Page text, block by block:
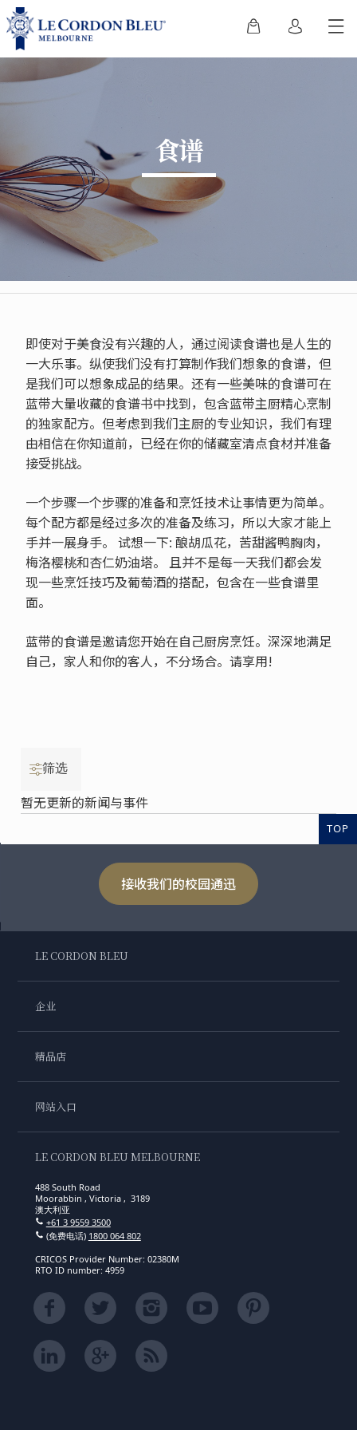
食谱
即使对于美食没有兴趣的人，通过阅读食谱也是人生的
一大乐事。纵使我们没有打算制作我们想象的食谱，但
是我们可以想象成品的结果。还有一些美味的食谱可在
蓝带大量收藏的食谱书中找到，包含蓝带主厨精心烹制
的独家配方。但考虑到我们主厨的专业知识，我们有理
由相信在你知道前，已经在你的储藏室清点食材并准备
接受挑战。
一个步骤一个步骤的准备和烹饪技术让事情更为简单。
每个配方都是经过多次的准备及练习，所以大家才能上
手并一展身手。 试想一下: 酿胡瓜花，苦甜酱鸭胸肉，
梅洛樱桃和杏仁奶油塔。 且并不是每一天我们都会发
现一些烹饪技巧及葡萄酒的搭配，包含在一些食谱里
面。
蓝带的食谱是邀请您开始在自己厨房烹饪。深深地满足
自己，家人和你的客人，不分场合。请享用!
筛选
暂无更新的新闻与事件
TOP
接收我们的校园通迅
LE CORDON BLEU
企业
精品店
网站入口
LE CORDON BLEU MELBOURNE
488 South Road
Moorabbin , Victoria , 3189
澳大利亚
+61 3 9559 3500
(免费电话) 1800 064 802
CRICOS Provider Number: 02380M
RTO ID number: 4959